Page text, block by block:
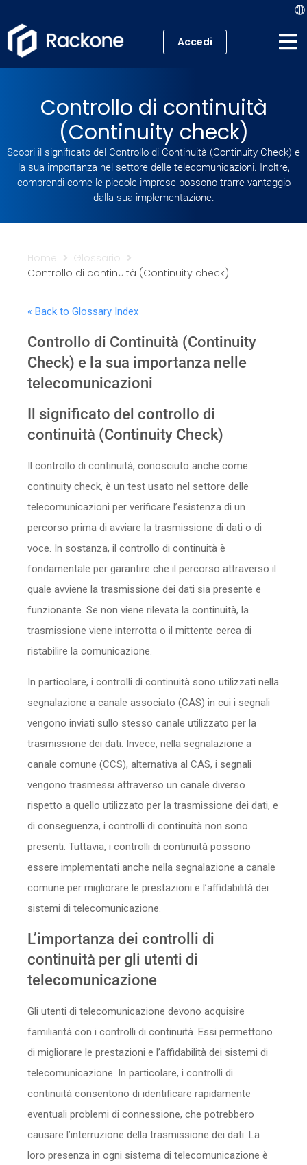
VPS
Cloud
Server
Servizi
Accedi
Controllo di continuità
(Continuity check)
Scopri il significato del Controllo di Continuità (Continuity Check) e
la sua importanza nel settore delle telecomunicazioni. Inoltre,
comprendi come le piccole imprese possono trarre vantaggio
dalla sua implementazione.
Home
Glossario
Controllo di continuità (Continuity check)
« Back to Glossary Index
Controllo di Continuità (Continuity
Check) e la sua importanza nelle
telecomunicazioni
Il significato del controllo di
continuità (Continuity Check)
Il controllo di continuità, conosciuto anche come
continuity check, è un test usato nel settore delle
telecomunicazioni per verificare l’esistenza di un
percorso prima di avviare la trasmissione di dati o di
voce. In sostanza, il controllo di continuità è
fondamentale per garantire che il percorso attraverso il
quale avviene la trasmissione dei dati sia presente e
funzionante. Se non viene rilevata la continuità, la
trasmissione viene interrotta o il mittente cerca di
ristabilire la comunicazione.
In particolare, i controlli di continuità sono utilizzati nella
segnalazione a canale associato (CAS) in cui i segnali
vengono inviati sullo stesso canale utilizzato per la
trasmissione dei dati. Invece, nella segnalazione a
canale comune (CCS), alternativa al CAS, i segnali
vengono trasmessi attraverso un canale diverso
rispetto a quello utilizzato per la trasmissione dei dati, e
di conseguenza, i controlli di continuità non sono
presenti. Tuttavia, i controlli di continuità possono
essere implementati anche nella segnalazione a canale
comune per migliorare le prestazioni e l’affidabilità dei
sistemi di telecomunicazione.
L’importanza dei controlli di
continuità per gli utenti di
telecomunicazione
Gli utenti di telecomunicazione devono acquisire
familiarità con i controlli di continuità. Essi permettono
di migliorare le prestazioni e l’affidabilità dei sistemi di
telecomunicazione. In particolare, i controlli di
continuità consentono di identificare rapidamente
eventuali problemi di connessione, che potrebbero
causare l’interruzione della trasmissione dei dati. La
loro presenza in ogni sistema di telecomunicazione è